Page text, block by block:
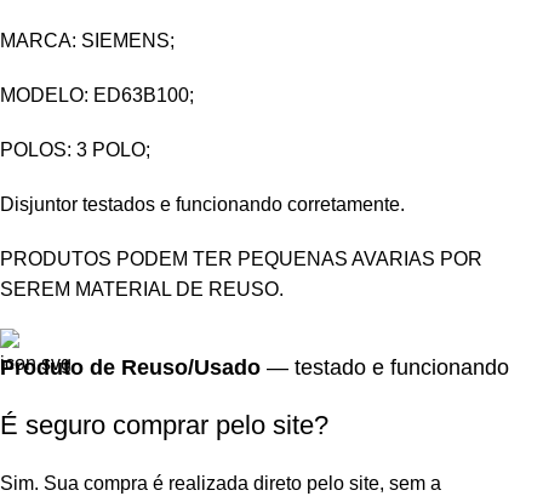
MARCA: SIEMENS;
MODELO: ED63B100;
POLOS: 3 POLO;
Disjuntor testados e funcionando corretamente.
PRODUTOS PODEM TER PEQUENAS AVARIAS POR
SEREM MATERIAL DE REUSO.
Produto de Reuso/Usado — testado e funcionando
É seguro comprar pelo site?
Sim. Sua compra é realizada direto pelo site, sem a